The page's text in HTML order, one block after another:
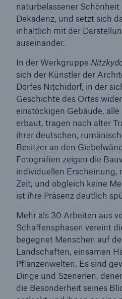
naturbelassener
Dekadenz, und setzt sich
inhaltlich mit der
auseinander.
In der Werkgruppe
sich der Künstler der
Dorfes Nițchidorf, in der
Geschichte des Ortes
einstöckigen Gebäude,
erbaut, tragen nach alter
ihrer deutschen,
Besitzer an den
Fotografien zeigen die
individuellen Erscheinung,
Zeit, und obgleich keine
ist ihre Präsenz deutlich
Mehr als 30 Arbeiten aus
Schaffensphasen vereint
begegnet Menschen auf
Landschaften, einsamen
Pflanzenwelten. Es sind
Dinge und Szenerien,
die Besonderheit seines
Lösungen
Sachdeckung durch
Rückversicherungspartner
Fakten
CLARA reduziert die
Leistungsentscheidung
Versicherung bis zu